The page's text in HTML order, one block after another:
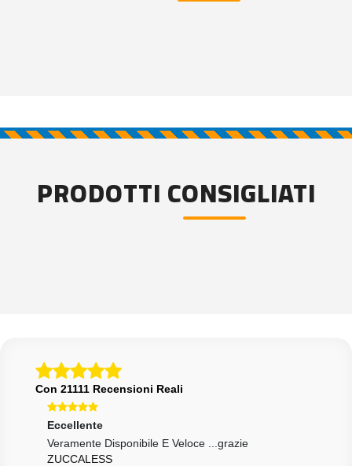
PRODOTTI CONSIGLIATI
Con 21111 Recensioni Reali
Eccellente
Veramente Disponibile E Veloce ...grazie
ZUCCALESS